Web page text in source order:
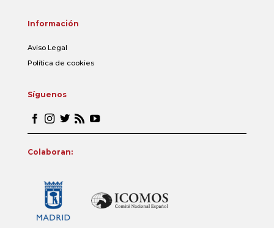
Información
Aviso Legal
Política de cookies
Síguenos
Colaboran: